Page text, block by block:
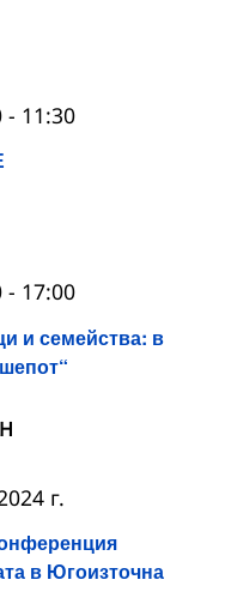
- 11:30
и семейства: в
- 17:00
в Югоизточна
г.